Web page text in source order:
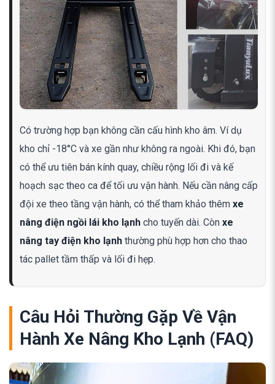
Có trường hợp bạn không cần cấu hình kho âm. Ví dụ
kho chỉ -18°C và xe gần như không ra ngoài. Khi đó, bạn
có thể ưu tiên bán kính quay, chiều rộng lối đi và kế
hoạch sạc theo ca để tối ưu vận hành. Nếu cần nâng cấp
đội xe theo tầng vận hành, có thể tham khảo thêm xe
nâng điện ngồi lái kho lạnh cho tuyến dài. Còn xe
nâng tay điện kho lạnh thường phù hợp hơn cho thao
tác pallet tầm thấp và lối đi hẹp.
Câu Hỏi Thường Gặp Về Vận
Hành Xe Nâng Kho Lạnh (FAQ)